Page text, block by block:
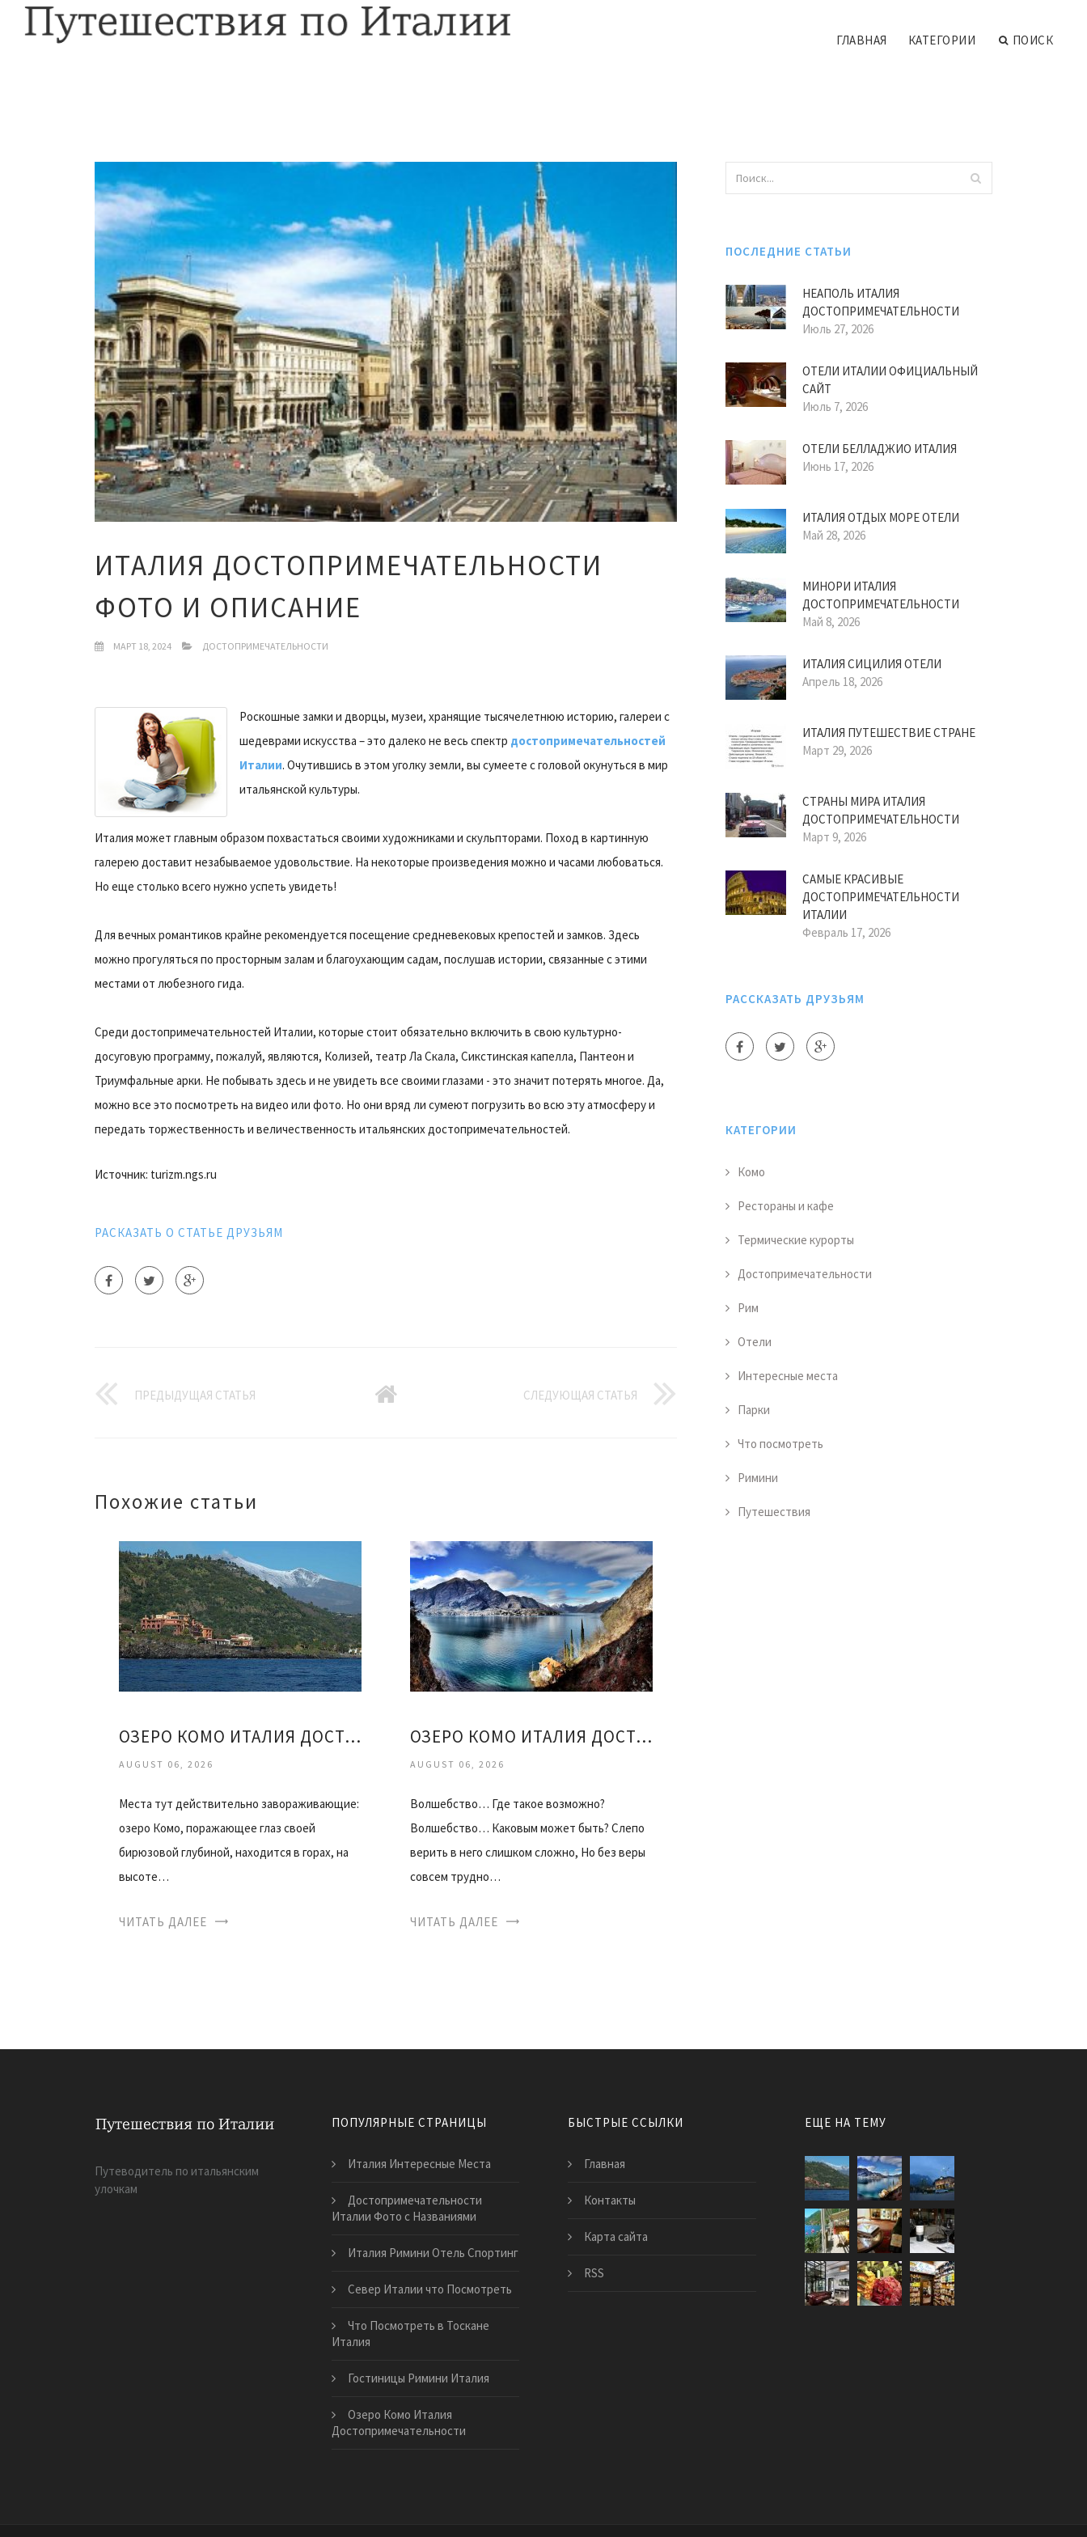
ГЛАВНАЯ КАТЕГОРИИ ПОИСК
ИТАЛИЯ ДОСТОПРИМЕЧАТЕЛЬНОСТИ
ФОТО И ОПИСАНИЕ
МАРТ 18, 2024 ДОСТОПРИМЕЧАТЕЛЬНОСТИ
Роскошные замки и дворцы, музеи, хранящие тысячелетнюю историю, галереи с
шедеврами искусства – это далеко не весь спектр достопримечательностей
Италии. Очутившись в этом уголку земли, вы сумеете с головой окунуться в мир
итальянской культуры.
Италия может главным образом похвастаться своими художниками и скульпторами. Поход в картинную
галерею доставит незабываемое удовольствие. На некоторые произведения можно и часами любоваться.
Но еще столько всего нужно успеть увидеть!
Для вечных романтиков крайне рекомендуется посещение средневековых крепостей и замков. Здесь
можно прогуляться по просторным залам и благоухающим садам, послушав истории, связанные с этими
местами от любезного гида.
Среди достопримечательностей Италии, которые стоит обязательно включить в свою культурно-
досуговую программу, пожалуй, являются, Колизей, театр Ла Скала, Сикстинская капелла, Пантеон и
Триумфальные арки. Не побывать здесь и не увидеть все своими глазами - это значит потерять многое. Да,
можно все это посмотреть на видео или фото. Но они вряд ли сумеют погрузить во всю эту атмосферу и
передать торжественность и величественность итальянских достопримечательностей.
Источник: turizm.ngs.ru
РАСКАЗАТЬ О СТАТЬЕ ДРУЗЬЯМ
ПРЕДЫДУЩАЯ СТАТЬЯ СЛЕДУЮЩАЯ СТАТЬЯ
Похожие статьи
ОЗЕРО КОМО ИТАЛИЯ ДОСТОПРИМЕЧАТЕЛЬНОСТИ ОТЗЫВЫ
AUGUST 06, 2026
Места тут действительно завораживающие:
озеро Комо, поражающее глаз своей
бирюзовой глубиной, находится в горах, на
высоте…
ЧИТАТЬ ДАЛЕЕ
ОЗЕРО КОМО ИТАЛИЯ ДОСТОПРИМЕЧАТЕЛЬНОСТИ
AUGUST 06, 2026
Волшебство… Где такое возможно?
Волшебство… Каковым может быть? Слепо
верить в него слишком сложно, Но без веры
совсем трудно…
ЧИТАТЬ ДАЛЕЕ
ПОСЛЕДНИЕ СТАТЬИ
НЕАПОЛЬ ИТАЛИЯ
ДОСТОПРИМЕЧАТЕЛЬНОСТИ
Июль 27, 2026
ОТЕЛИ ИТАЛИИ ОФИЦИАЛЬНЫЙ
САЙТ
Июль 7, 2026
ОТЕЛИ БЕЛЛАДЖИО ИТАЛИЯ
Июнь 17, 2026
ИТАЛИЯ ОТДЫХ МОРЕ ОТЕЛИ
Май 28, 2026
МИНОРИ ИТАЛИЯ
ДОСТОПРИМЕЧАТЕЛЬНОСТИ
Май 8, 2026
ИТАЛИЯ СИЦИЛИЯ ОТЕЛИ
Апрель 18, 2026
ИТАЛИЯ ПУТЕШЕСТВИЕ СТРАНЕ
Март 29, 2026
СТРАНЫ МИРА ИТАЛИЯ
ДОСТОПРИМЕЧАТЕЛЬНОСТИ
Март 9, 2026
САМЫЕ КРАСИВЫЕ
ДОСТОПРИМЕЧАТЕЛЬНОСТИ
ИТАЛИИ
Февраль 17, 2026
РАССКАЗАТЬ ДРУЗЬЯМ
КАТЕГОРИИ
Комо
Рестораны и кафе
Термические курорты
Достопримечательности
Рим
Отели
Интересные места
Парки
Что посмотреть
Римини
Путешествия
Путеводитель по итальянским
улочкам
ПОПУЛЯРНЫЕ СТРАНИЦЫ
Италия Интересные Места
Достопримечательности
Италии Фото с Названиями
Италия Римини Отель Спортинг
Север Италии что Посмотреть
Что Посмотреть в Тоскане
Италия
Гостиницы Римини Италия
Озеро Комо Италия
Достопримечательности
БЫСТРЫЕ ССЫЛКИ
Главная
Контакты
Карта сайта
RSS
ЕЩЕ НА ТЕМУ